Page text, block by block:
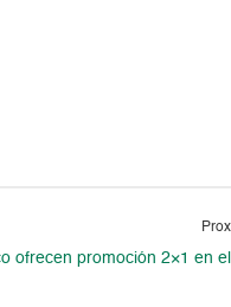
ofrecen promoción 2×1 en